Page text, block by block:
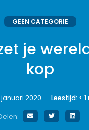
GEEN CATEGORIE
je
kop
2020 Leestijd: < 1